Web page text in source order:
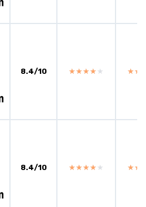
8.4/10 ★★★★★
★★★★★
8.4/10 ★★★★★
★★★★★